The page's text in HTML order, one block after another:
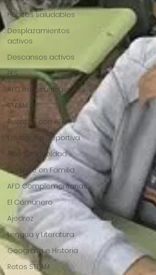
Hábitos saludables
Desplazamientos
activos
Descansos activos
PES
AFD extracurriculares
STEAM
Recreos con AFD
Educación Deportiva
Plan de Igualdad
Deporte en Familia
AFD Complementarias
El Comunero
Ajedrez
Lengua y Literatura
Geografía e Historia
Retos STEAM